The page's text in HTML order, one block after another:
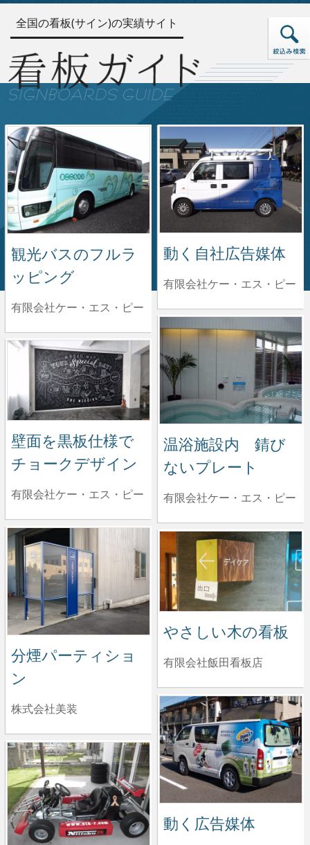
全国の看板(サイン)の実績サイト
観光バスのフルラ
ッピング
有限会社ケー・エス・ピー
動く自社広告媒体
有限会社ケー・エス・ピー
温浴施設内 錆び
ないプレート
有限会社ケー・エス・ピー
壁面を黒板仕様で
チョークデザイン
有限会社ケー・エス・ピー
分煙パーティショ
ン
株式会社美装
やさしい木の看板
有限会社飯田看板店
動く広告媒体